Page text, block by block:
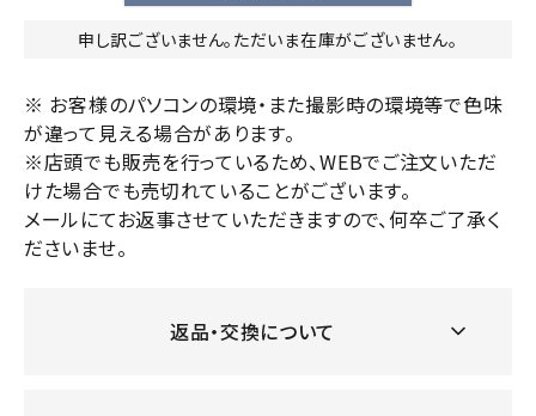
申し訳ございません。ただいま在庫がございません。
※ お客様のパソコンの環境・また撮影時の環境等で色味
が違って見える場合があります。
※店頭でも販売を行っているため、WEBでご注文いただ
けた場合でも売切れていることがございます。
メールにてお返事させていただきますので、何卒ご了承く
ださいませ。
返品・交換について